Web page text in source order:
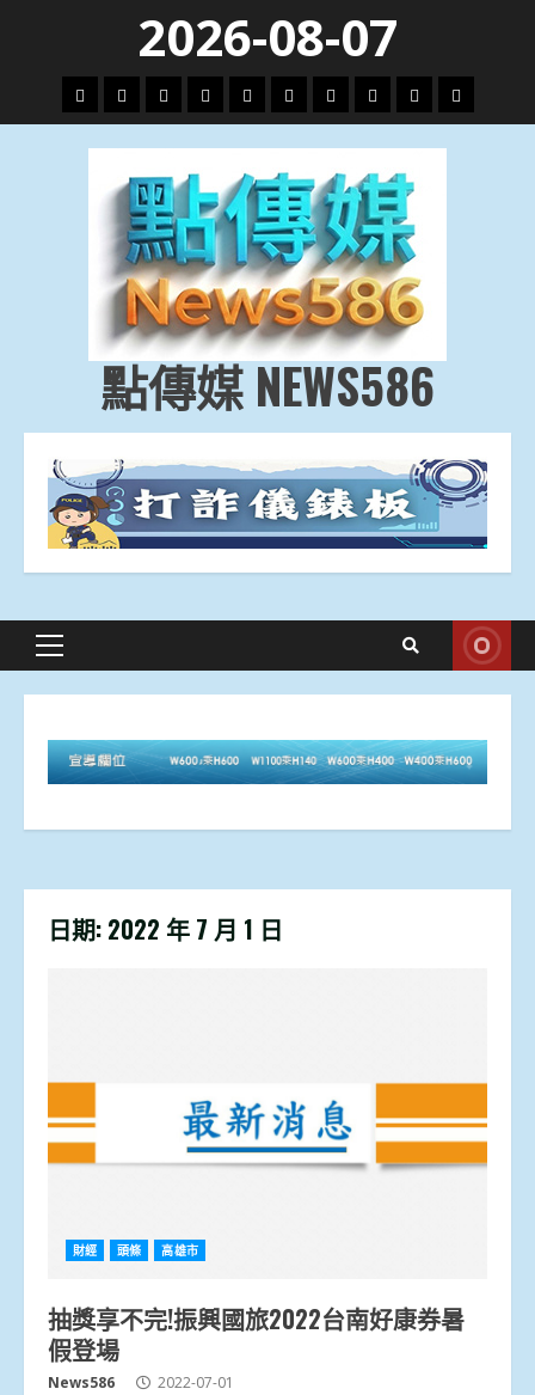
content
2026-08-07
頭
條
財
經
地
方.
會
文
教.
技
專
題
娛
樂
劇
政
治
國
際
運
動
生
活
點傳媒 NEWS586
Primary
日期: 2022 年 7 月 1 日
財經 頭條 高雄市
抽獎享不完!振興國旅2022台南好康券暑
假登場
News586 2022-07-01